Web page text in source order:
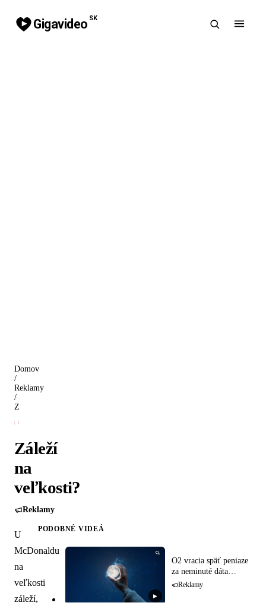
Gigavideo SK
Domov
/
Reklamy
/
Záleží
na
veľkosti?
Reklamy
U
McDonaldu
na
veľkosti
záleží,
PODOBNÉ VIDEÁ
▶
O2 vracia späť peniaze
za neminuté dáta
(reklama)
Reklamy